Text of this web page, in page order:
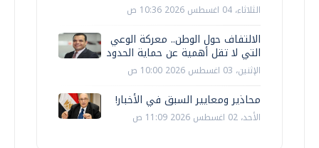
الثلاثاء، 04 اغسطس 2026 10:36 ص
الالتفاف حول الوطن.. معركة الوعي
التي لا تقل أهمية عن حماية الحدود
الإثنين، 03 اغسطس 2026 10:00 ص
محاذير ومعايير السبق في الأخبار!
الأحد، 02 اغسطس 2026 11:09 ص